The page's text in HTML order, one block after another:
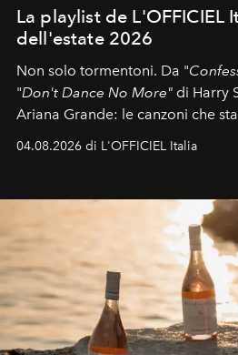
La playlist de L'OFFICIEL
dell'estate 2026
Non solo tormentoni. Da "
"Don't Dance No More" di Harry
Ariana Grande: le canzoni che
colonna sonora della stagione.
04.08.2026 di L'OFFICIEL Italia